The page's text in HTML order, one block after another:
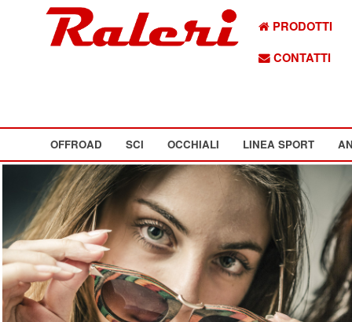
PRODOTTI
CONTATTI
OFFROAD SCI OCCHIALI LINEA SPORT